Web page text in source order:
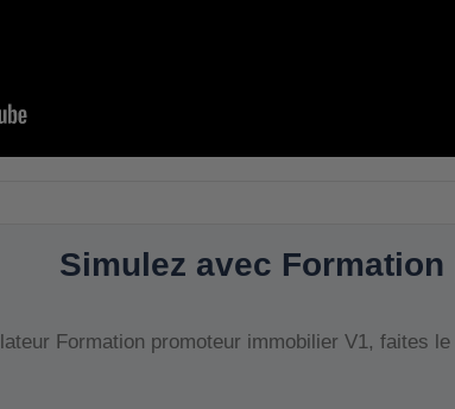
Simulez avec
Formation promoteur immobilier V1, faites